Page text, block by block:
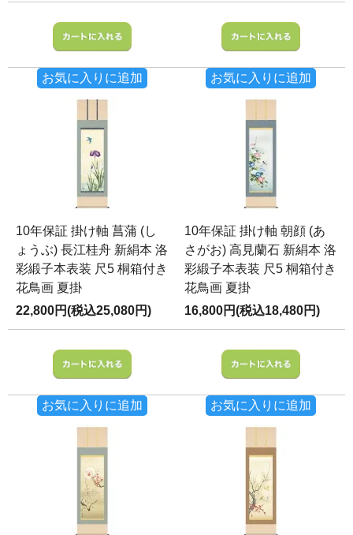
お気に入りに追加 お気に入りに追加
10年保証 掛け軸 菖蒲 (し
ょうぶ) 長江桂舟 新絹本 洛
彩緞子本表装 尺5 桐箱付き
花鳥画 夏掛
22,800円(税込25,080円)
お気に入りに追加
10年保証 掛け軸 朝顔 (あ
さがお) 高見蘭石 新絹本 洛
彩緞子本表装 尺5 桐箱付き
花鳥画 夏掛
16,800円(税込18,480円)
お気に入りに追加